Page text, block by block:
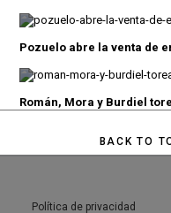
Pozuelo abre la venta de
Román, Mora y Burdiel
BACK TO
Política de privacidad